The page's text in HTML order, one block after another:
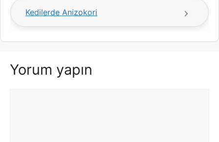
Kedilerde Anizokori
Yorum yapın